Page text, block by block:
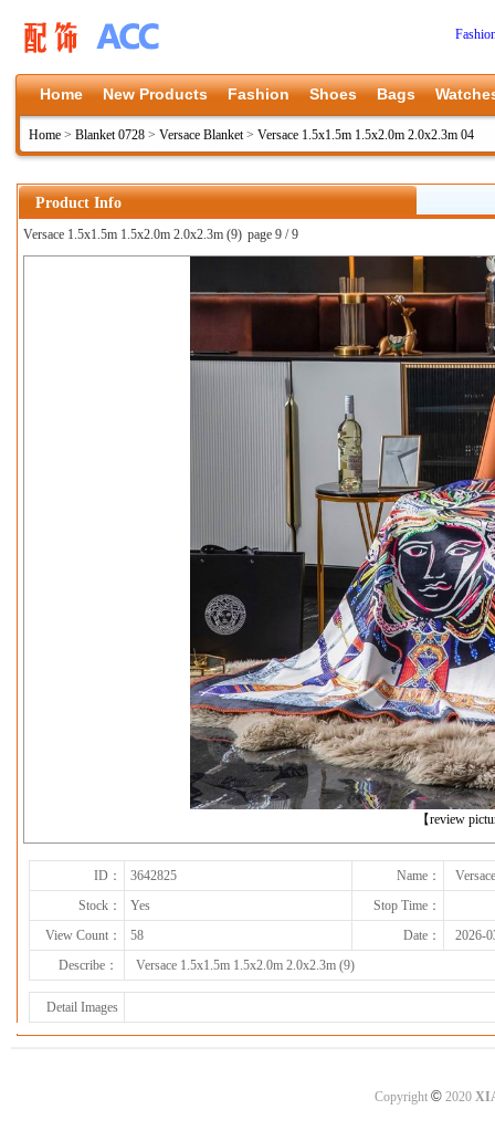
Home New Products Fashion Shoes Bags
Home > Blanket 0728 > Versace Blanket> Versace 1.5x1.5m 1.5x2.0m 2.0x2.3m 04
Product Info
Versace 1.5x1.5m 1.5x2.0m 2.0x2.3m (9) page 9 / 9
【review
上一张
下一张
ID： 3642825 Name：
Stock：
Yes
Stop Time：
View Count：
58 Date：
2026-
Describe：
Versace 1.5x1.5m 1.5x2.0m 2.0x2.3m (9)
Detail Images
Copyright ©2020